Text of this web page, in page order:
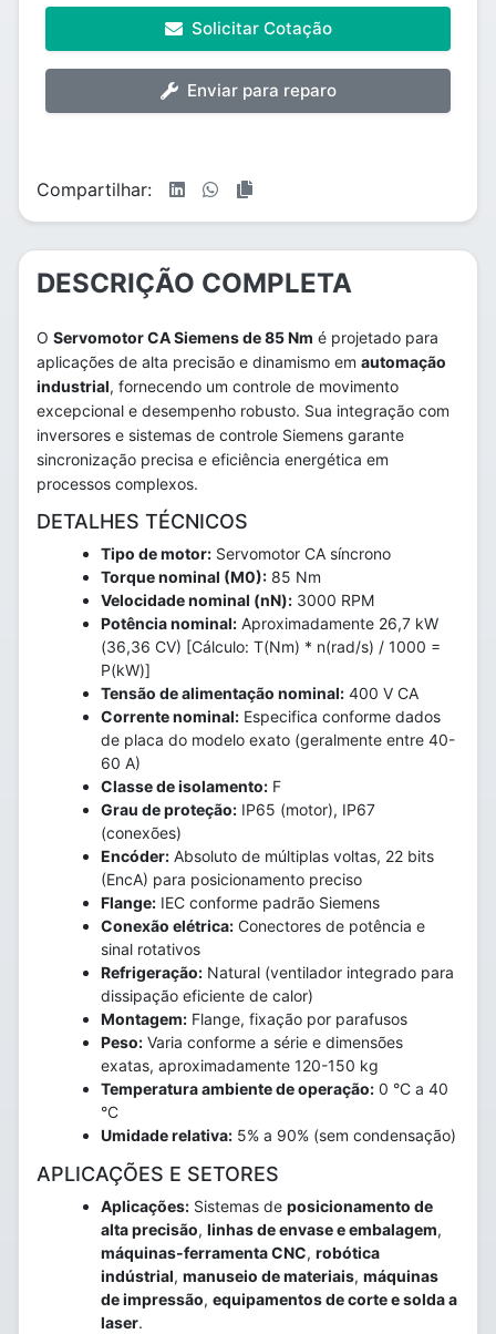
Solicitar Cotação
Enviar para reparo
Compartilhar:
DESCRIÇÃO COMPLETA
O Servomotor CA Siemens de 85 Nm é projetado para
aplicações de alta precisão e dinamismo em automação
industrial, fornecendo um controle de movimento
excepcional e desempenho robusto. Sua integração com
inversores e sistemas de controle Siemens garante
sincronização precisa e eficiência energética em
processos complexos.
DETALHES TÉCNICOS
Tipo de motor: Servomotor CA síncrono
Torque nominal (M0): 85 Nm
Velocidade nominal (nN): 3000 RPM
Potência nominal: Aproximadamente 26,7 kW
(36,36 CV) [Cálculo: T(Nm) * n(rad/s) / 1000 =
P(kW)]
Tensão de alimentação nominal: 400 V CA
Corrente nominal: Especifica conforme dados
de placa do modelo exato (geralmente entre 40-
60 A)
Classe de isolamento: F
Grau de proteção: IP65 (motor), IP67
(conexões)
Encóder: Absoluto de múltiplas voltas, 22 bits
(EncA) para posicionamento preciso
Flange: IEC conforme padrão Siemens
Conexão elétrica: Conectores de potência e
sinal rotativos
Refrigeração: Natural (ventilador integrado para
dissipação eficiente de calor)
Montagem: Flange, fixação por parafusos
Peso: Varia conforme a série e dimensões
exatas, aproximadamente 120-150 kg
Temperatura ambiente de operação: 0 °C a 40
°C
Umidade relativa: 5% a 90% (sem condensação)
APLICAÇÕES E SETORES
Aplicações: Sistemas de posicionamento de
alta precisão, linhas de envase e embalagem,
máquinas-ferramenta CNC, robótica
indústrial, manuseio de materiais, máquinas
de impressão, equipamentos de corte e solda a
laser.